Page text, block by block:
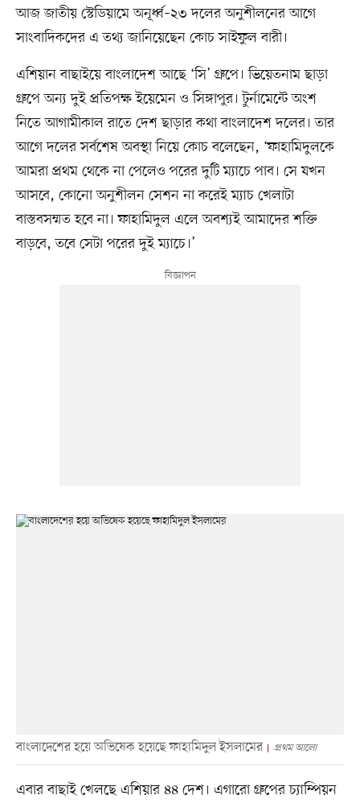
আজ জাতীয় স্টেডিয়ামে অনূর্ধ্ব–২৩ দলের অনুশীলনের আগে
সাংবাদিকদের এ তথ্য জানিয়েছেন কোচ সাইফুল বারী।
এশিয়ান বাছাইয়ে বাংলাদেশ আছে ‘সি’ গ্রুপে। ভিয়েতনাম ছাড়া
গ্রুপে অন্য দুই প্রতিপক্ষ ইয়েমেন ও সিঙ্গাপুর। টুর্নামেন্টে অংশ
নিতে আগামীকাল রাতে দেশ ছাড়ার কথা বাংলাদেশ দলের। তার
আগে দলের সর্বশেষ অবস্থা নিয়ে কোচ বলেছেন, ‘ফাহামিদুলকে
আমরা প্রথম থেকে না পেলেও পরের দুটি ম্যাচে পাব। সে যখন
আসবে, কোনো অনুশীলন সেশন না করেই ম্যাচ খেলাটা
বাস্তবসম্মত হবে না। ফাহামিদুল এলে অবশ্যই আমাদের শক্তি
বাড়বে, তবে সেটা পরের দুই ম্যাচে।’
বাংলাদেশের হয়ে অভিষেক হয়েছে ফাহামিদুল ইসলামের প্রথম আলো
এবার বাছাই খেলছে এশিয়ার ৪৪ দেশ। এগারো গ্রুপের চ্যাম্পিয়ন